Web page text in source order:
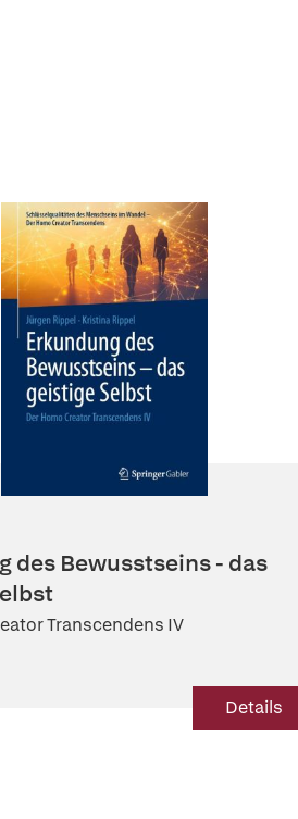
des Bewusstseins - das
Transcendens IV
Details